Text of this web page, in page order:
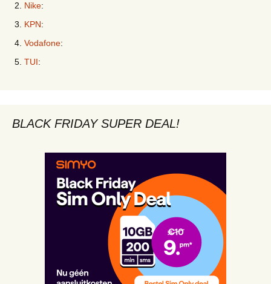
Nike:
KPN:
Vodafone:
TUI:
BLACK FRIDAY SUPER DEAL!